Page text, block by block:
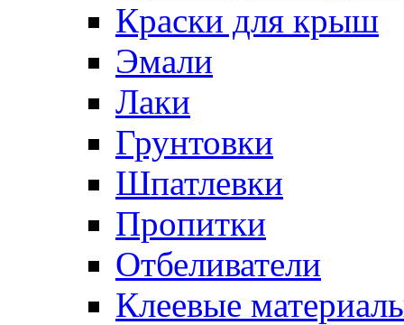
Краски для крыш
Эмали
Лаки
Грунтовки
Шпатлевки
Пропитки
Отбеливатели
Клеевые